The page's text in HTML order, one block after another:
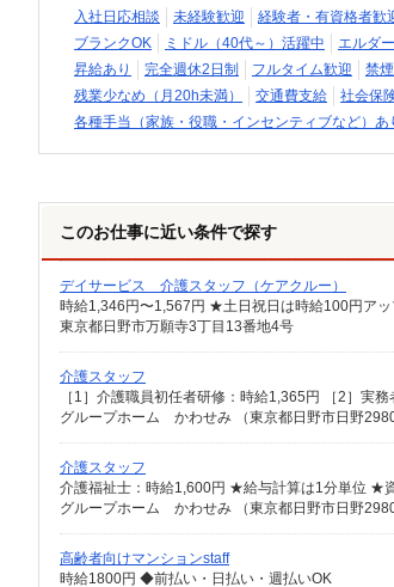
入社日応相談
未経験歓迎 経験者・有資格者歓
ブランクOK
ミドル（40代～）活躍中 エルダ
昇給あり
完全週休2日制 フルタイム歓迎 禁
残業少なめ（月20h未満）
交通費支給 社会保
各種手当（家族・役職・インセンティブなど）あ
このお仕事に近い条件で探す
デイサービス 介護スタッフ（ケアクルー）
時給1,346円〜1,567円 ★土日祝日は時給100円ア
東京都日野市万願寺3丁目13番地4号
介護スタッフ
［1］介護職員初任者研修：時給1,365円 ［2］
グループホーム かわせみ （東京都日野市日野
介護スタッフ
介護福祉士：時給1,600円 ★給与計算は1分単位 ★
グループホーム かわせみ （東京都日野市日野
高齢者向けマンションstaff
時給1800円 ◆前払い・日払い・週払いOK